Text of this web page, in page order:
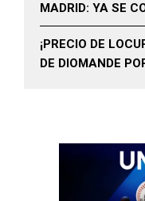
MADRID: YA SE
¡PRECIO DE
DE DIOMANDE